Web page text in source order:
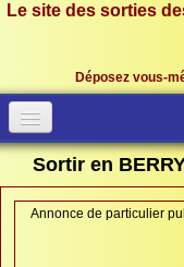
Le site des sorties
Déposez vous-
Accueil
Proposer une annonce
Sortir en
Annonce de particulier